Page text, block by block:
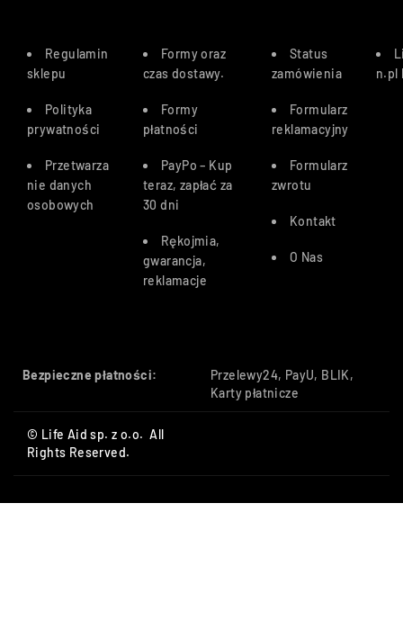
Regulamin
sklepu
Polityka
prywatności
Przetwarza
nie danych
osobowych
Formy oraz
czas dostawy.
Formy
płatności
PayPo – Kup
teraz, zapłać za
30 dni
Rękojmia,
gwarancja,
reklamacje
Status
zamówienia
Formularz
reklamacyjny
Formularz
zwrotu
Kontakt
O Nas
n.pl
Bezpieczne płatności:
Przelewy24, PayU, BLIK,
Karty płatnicze
© Life Aid sp. z o.o. All
Rights Reserved.